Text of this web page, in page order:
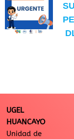
UGEL
HUANCAYO
Unidad de